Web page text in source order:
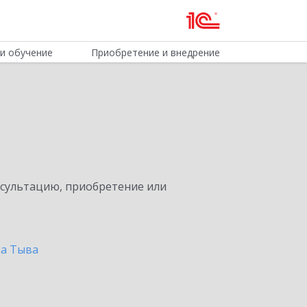
обучение Приобретение и внедрение
приобретение или
Тыва